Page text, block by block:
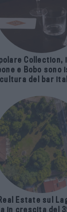
Collection,
e Bobo sono
cultura del bar
Estate sul
in crescita del